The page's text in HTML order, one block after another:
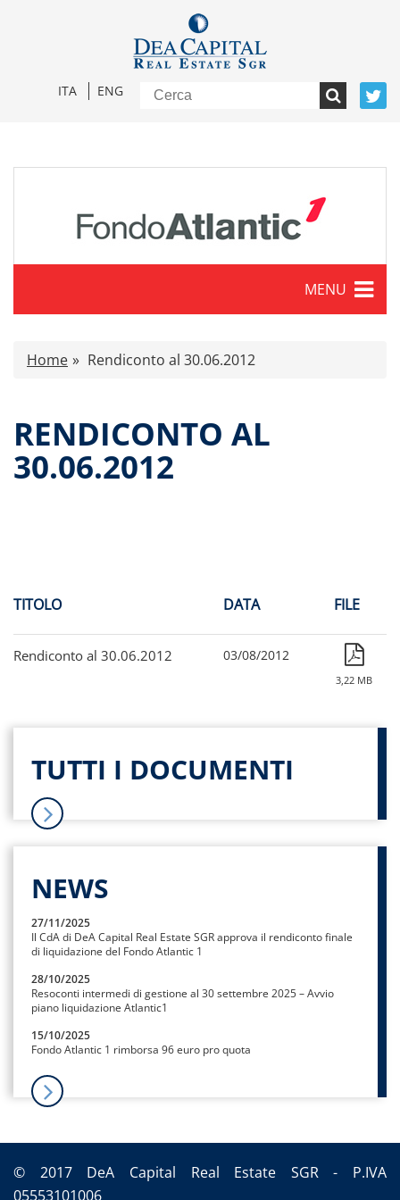
ITA ENG
MENU
Caratteristiche
Proventi distribuiti
Documenti di offerta
Contatti
Home Rendiconto al 30.06.2012
RENDICONTO AL
30.06.2012
TITOLO DATA FILE
Rendiconto al 30.06.2012 03/08/2012
3,22 MB
TUTTI I DOCUMENTI
NEWS
27/11/2025
Il CdA di DeA Capital Real Estate SGR approva il rendiconto finale
di liquidazione del Fondo Atlantic 1
28/10/2025
Resoconti intermedi di gestione al 30 settembre 2025 – Avvio
piano liquidazione Atlantic1
15/10/2025
Fondo Atlantic 1 rimborsa 96 euro pro quota
© 2017 DeA Capital Real Estate SGR - P.IVA
05553101006